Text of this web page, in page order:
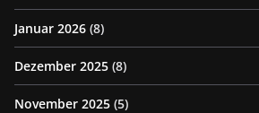
Januar 2026 (8)
Dezember 2025 (8)
November 2025 (5)